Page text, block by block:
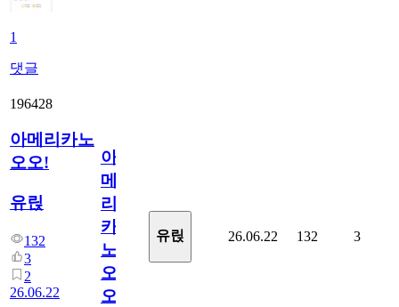
1
댓글
196428
아메리카노
오오!
유릱
132
3
2
26.06.22
아
메
리
카
노
오
오!
유릱 26.06.22 132 3